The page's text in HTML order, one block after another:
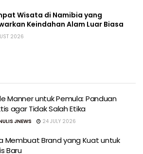
Wisata di Namibia yang
Keindahan Alam Luar Biasa
2026
Manner untuk Pemula: Panduan
agar Tidak Salah Etika
JNEWS 24 JULY 2026
Membuat Brand yang Kuat untuk
Baru